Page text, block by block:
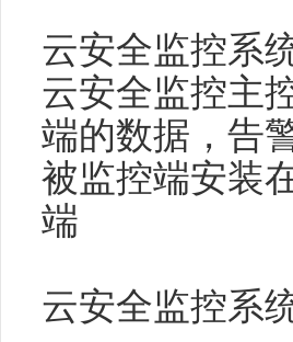
云安全监控系
云安全监控主
端的数据，告
被监控端安装
端
云安全监控系